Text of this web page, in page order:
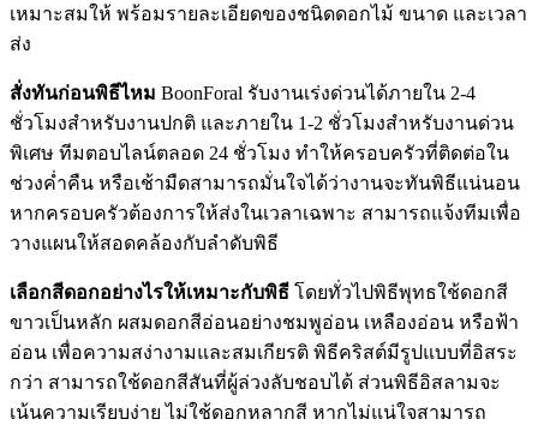
เหมาะสมให้ พร้อมรายละเอียดของชนิดดอกไม้ ขนาด และเวลา
ส่ง
สั่งทันก่อนพิธีไหม BoonForal รับงานเร่งด่วนได้ภายใน 2-4
ชั่วโมงสำหรับงานปกติ และภายใน 1-2 ชั่วโมงสำหรับงานด่วน
พิเศษ ทีมตอบไลน์ตลอด 24 ชั่วโมง ทำให้ครอบครัวที่ติดต่อใน
ช่วงค่ำคืน หรือเช้ามืดสามารถมั่นใจได้ว่างานจะทันพิธีแน่นอน
หากครอบครัวต้องการให้ส่งในเวลาเฉพาะ สามารถแจ้งทีมเพื่อ
วางแผนให้สอดคล้องกับลำดับพิธี
เลือกสีดอกอย่างไรให้เหมาะกับพิธี โดยทั่วไปพิธีพุทธใช้ดอกสี
ขาวเป็นหลัก ผสมดอกสีอ่อนอย่างชมพูอ่อน เหลืองอ่อน หรือฟ้า
อ่อน เพื่อความสง่างามและสมเกียรติ พิธีคริสต์มีรูปแบบที่อิสระ
กว่า สามารถใช้ดอกสีสันที่ผู้ล่วงลับชอบได้ ส่วนพิธีอิสลามจะ
เน้นความเรียบง่าย ไม่ใช้ดอกหลากสี หากไม่แน่ใจสามารถ